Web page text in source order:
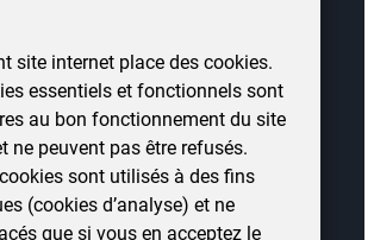
site internet place des cookies.
essentiels et fonctionnels sont
au bon fonctionnement du site
ne peuvent pas être refusés.
cookies sont utilisés à des fins
(cookies d’analyse) et ne
que si vous en acceptez le